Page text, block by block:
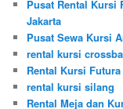
Pusat Rental Kursi
Jakarta
Pusat Sewa Kursi
rental kursi
Rental Kursi
rental kursi silang
Rental Meja dan